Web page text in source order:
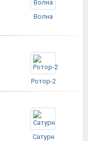
Волна
Ротор-2
Сатурн